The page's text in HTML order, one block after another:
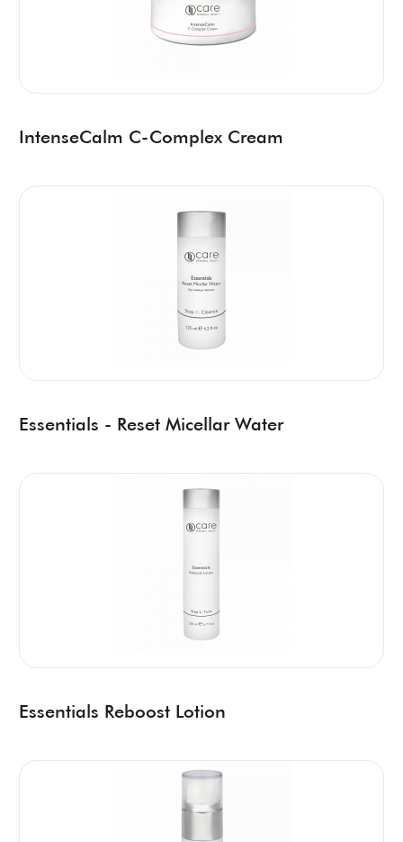
IntenseCalm C-Complex Cream
Essentials - Reset Micellar Water
Essentials Reboost Lotion